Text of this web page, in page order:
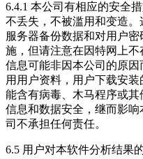
6.4.1 本公司有相应的安全
不丢失，不被滥用和变造
服务器备份数据和对用户
施，但请注意在因特网上
信息可能非因本公司的原
用用户资料，用户下载安
能含有病毒、木马程序或
信息和数据安全，继而影
司不承担任何责任。
6.5 用户对本软件分析结果